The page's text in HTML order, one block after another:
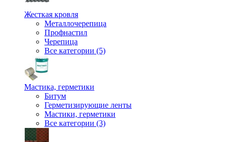
Жесткая кровля
Металлочерепица
Профнастил
Черепица
Все категории (5)
Мастика, герметики
Битум
Герметизирующие ленты
Мастики, герметики
Все категории (3)